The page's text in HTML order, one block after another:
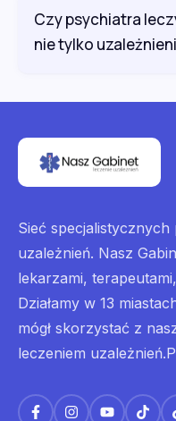
Czy psychiatra
nie tylko
Sieć
uzależnień. Nasz
lekarzami,
Działamy w 13
mógł skorzystać z
leczeniem